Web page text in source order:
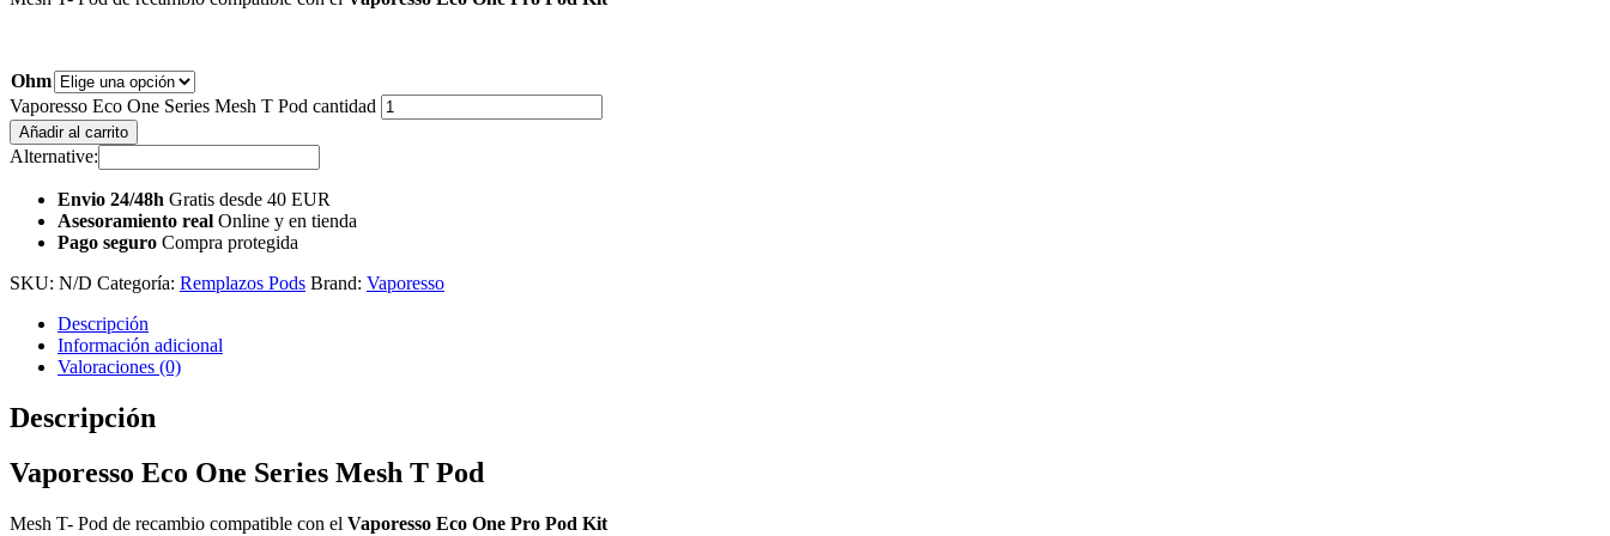
Ohm
Vaporesso Eco One Series Mesh T Pod cantidad
Añadir al carrito
Alternative:
Envio 24/48h Gratis desde 40 EUR
Asesoramiento real Online y en tienda
Pago seguro Compra protegida
SKU: N/D Categoría: Remplazos Pods Brand: Vaporesso
Descripción
Información adicional
Valoraciones (0)
Descripción
Vaporesso Eco One Series Mesh T Pod
Mesh T- Pod de recambio compatible con el Vaporesso Eco One Pro Pod Kit